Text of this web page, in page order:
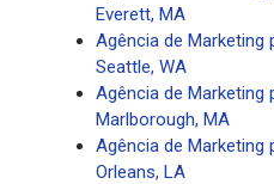
Everett, MA
Agência de Marketing
Seattle, WA
Agência de Marketing
Marlborough, MA
Agência de Marketing
Orleans, LA